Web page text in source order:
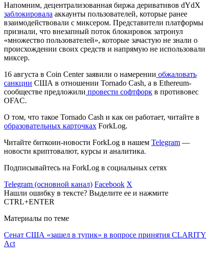
Напомним, децентрализованная биржа деривативов dYdX
заблокировала аккаунты пользователей, которые ранее
взаимодействовали с миксером. Представители платформы
признали, что внезапный поток блокировок затронул
«множество пользователей», которые зачастую не знали о
происхождении своих средств и напрямую не использовали
миксер.
16 августа в Coin Center заявили о намерении обжаловать
санкции США в отношении Tornado Cash, а в Ethereum-
сообществе предложили провести софтфорк в противовес
OFAC.
О том, что такое Tornado Cash и как он работает, читайте в
образовательных карточках ForkLog.
Читайте биткоин-новости ForkLog в нашем Telegram —
новости криптовалют, курсы и аналитика.
Подписывайтесь на ForkLog в социальных сетях
Telegram (основной канал) Facebook X
Нашли ошибку в тексте? Выделите ее и нажмите
CTRL+ENTER
Материалы по теме
Сенат США «зашел в тупик» в вопросе принятия CLARITY
Act